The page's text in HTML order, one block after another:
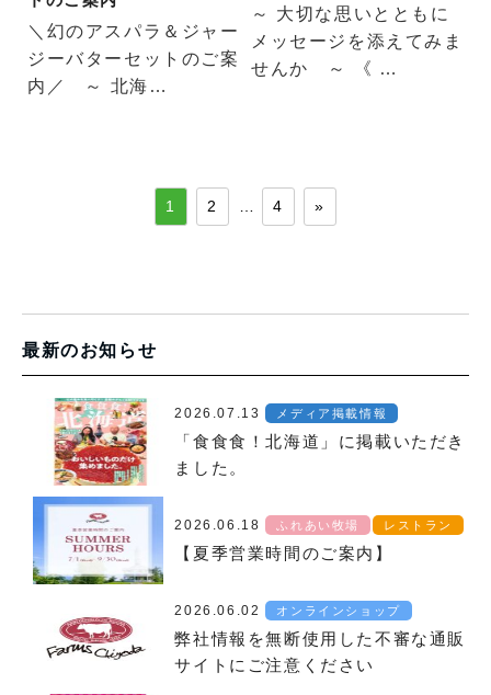
＼幻のアスパラ＆ジャー
ジーバターセットのご案
内／ ～ 北海…
～ 大切な思いとともに
メッセージを添えてみま
せんか ～ 《 …
1 2 4 »
最新のお知らせ
2026.07.13 メディア掲載情報
「食食食！北海道」に掲載いただき
ました。
2026.06.18 ふれあい牧場 レストラン
【夏季営業時間のご案内】
2026.06.02 オンラインショップ
弊社情報を無断使用した不審な通販
サイトにご注意ください